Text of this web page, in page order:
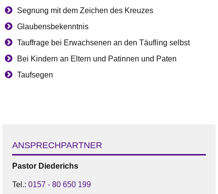
Segnung mit dem Zeichen des Kreuzes
Glaubensbekenntnis
Tauffrage bei Erwachsenen an den Täufling selbst
Bei Kindern an Eltern und Patinnen und Paten
Taufsegen
ANSPRECHPARTNER
Pastor Diederichs
Tel.: 0157 - 80 650 199